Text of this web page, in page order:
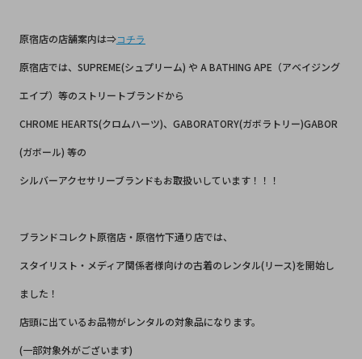
原宿店の店舗案内は⇒コチラ
原宿店では、SUPREME(シュプリーム) や A BATHING APE（アベイジング
エイプ）等のストリートブランドから
CHROME HEARTS(クロムハーツ)、GABORATORY(ガボラトリー)GABOR
(ガボール) 等の
シルバーアクセサリーブランドもお取扱いしています！！！
ブランドコレクト原宿店・原宿竹下通り店では、
スタイリスト・メディア関係者様向けの古着のレンタル(リース)を開始し
ました！
店頭に出ているお品物がレンタルの対象品になります。
(一部対象外がございます)